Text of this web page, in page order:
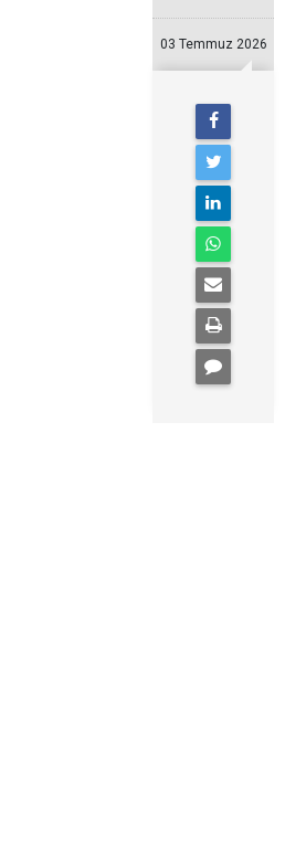
03 Temmuz 2026